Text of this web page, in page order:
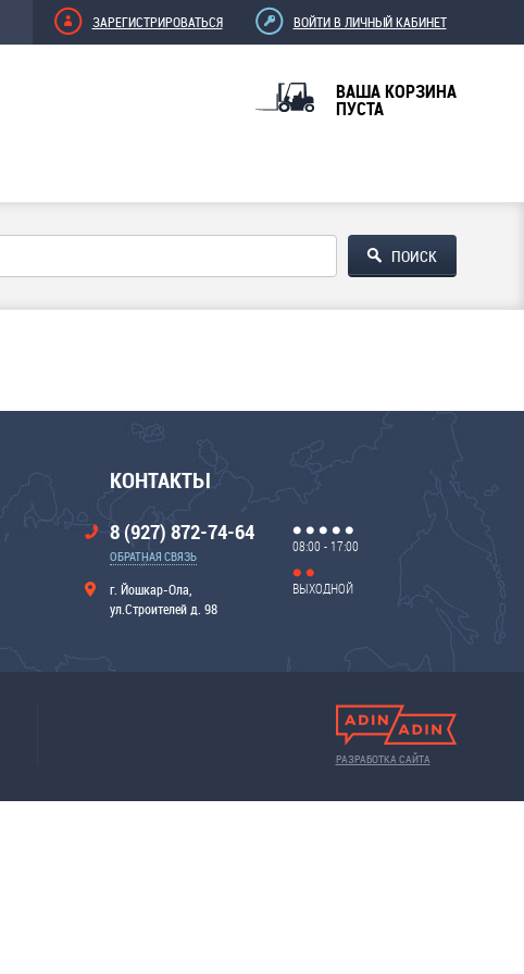
ЗАРЕГИСТРИРОВАТЬСЯ ВОЙТИ В ЛИЧНЫЙ КАБИНЕТ
ВАША КОРЗИНА
ПУСТА
КОНТАКТЫ
8 (927) 872-74-64
ОБРАТНАЯ СВЯЗЬ
г. Йошкар-Ола,
ул.Строителей д. 98
08:00 - 17:00
ВЫХОДНОЙ
РАЗРАБОТКА САЙТА